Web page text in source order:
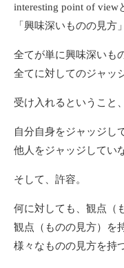
interesting point of view
「興味深いものの見方
全てが単に興味深いも
全てに対してのジャッ
受け入れるということ
自分自身をジャッジし
他人をジャッジしてい
そして、許容。
何に対しても、観点（
観点（ものの見方）を
様々なものの見方を持